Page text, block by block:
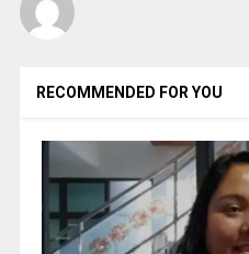
RECOMMENDED FOR YOU